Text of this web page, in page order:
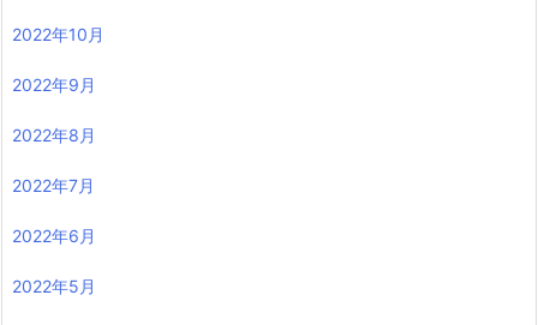
2022年10月
2022年9月
2022年8月
2022年7月
2022年6月
2022年5月